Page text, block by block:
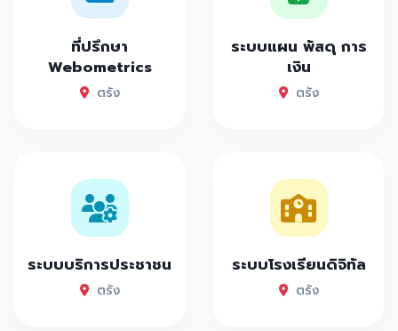
ที่ปรึกษา
Webometrics
ตรัง
ระบบแผน พัสดุ การ
เงิน
ตรัง
ระบบบริการประชาชน
ตรัง
ระบบโรงเรียนดิจิทัล
ตรัง